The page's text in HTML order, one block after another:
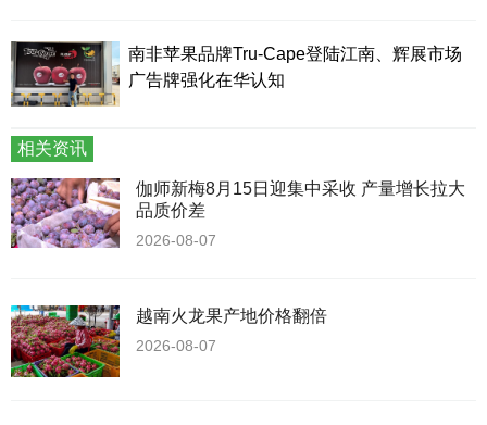
南非苹果品牌Tru-Cape登陆江南、辉展市场
广告牌强化在华认知
相关资讯
伽师新梅8月15日迎集中采收 产量增长拉大
品质价差
2026-08-07
越南火龙果产地价格翻倍
2026-08-07